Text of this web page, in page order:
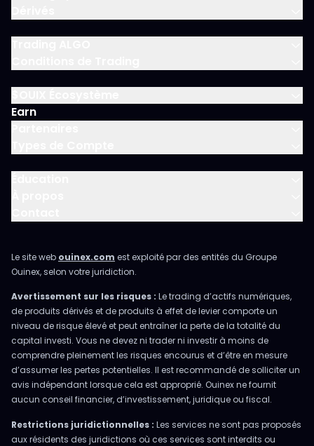
Earn
Le site web ouinex.com est exploité par des entités du Groupe
Ouinex, selon votre juridiction.
Avertissement sur les risques : Le trading d’actifs numériques,
de produits dérivés et de produits à effet de levier comporte un
niveau de risque élevé et peut entraîner la perte de la totalité du
capital investi. Vous ne devez ni trader ni investir à moins de
comprendre pleinement les risques encourus et d’être en mesure
d’assumer les pertes potentielles. Il est recommandé de solliciter un
avis indépendant lorsque cela est approprié. Ouinex ne fournit
aucun conseil financier, d’investissement, juridique ou fiscal.
Restrictions juridictionnelles : Les services ne sont pas proposés
aux résidents des juridictions où ces services sont interdits ou